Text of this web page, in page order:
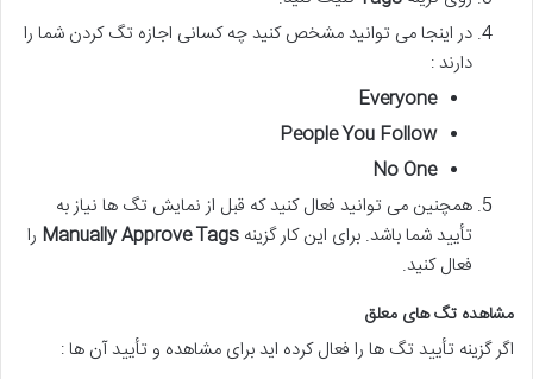
در اینجا می توانید مشخص کنید چه کسانی اجازه تگ کردن شما را
دارند :
Everyone
People You Follow
No One
همچنین می توانید فعال کنید که قبل از نمایش تگ ها نیاز به
تأیید شما باشد. برای این کار گزینه Manually Approve Tags را
فعال کنید.
مشاهده تگ های معلق
اگر گزینه تأیید تگ ها را فعال کرده اید برای مشاهده و تأیید آن ها :